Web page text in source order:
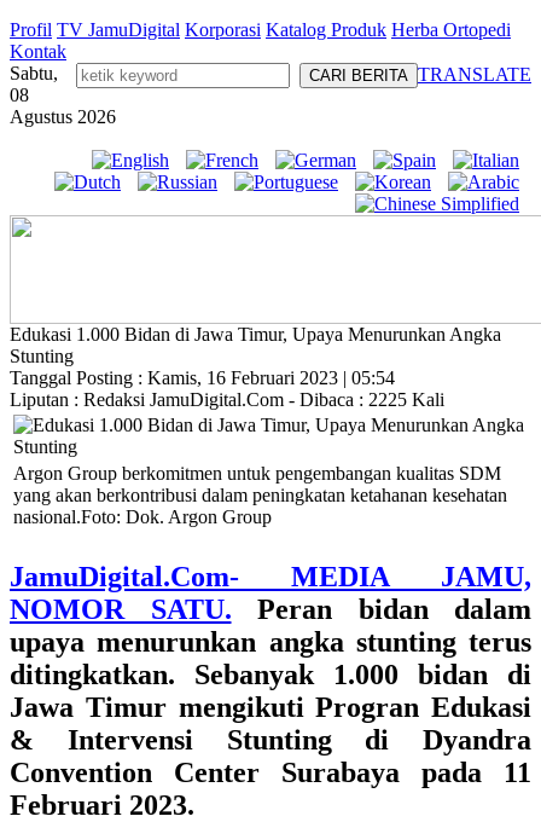
Profil TV JamuDigital Korporasi Katalog Produk Herba Ortopedi
Kontak
TRANSLATE
Sabtu,
08
Agustus 2026
Edukasi 1.000 Bidan di Jawa Timur, Upaya Menurunkan Angka
Stunting
Tanggal Posting : Kamis, 16 Februari 2023 | 05:54
Liputan : Redaksi JamuDigital.Com - Dibaca : 2225 Kali
Argon Group berkomitmen untuk pengembangan kualitas SDM
yang akan berkontribusi dalam peningkatan ketahanan kesehatan
nasional.Foto: Dok. Argon Group
JamuDigital.Com- MEDIA JAMU,
NOMOR SATU. Peran bidan dalam
upaya menurunkan angka stunting terus
ditingkatkan. Sebanyak 1.000 bidan di
Jawa Timur mengikuti Progran Edukasi
& Intervensi Stunting di Dyandra
Convention Center Surabaya pada 11
Februari 2023.